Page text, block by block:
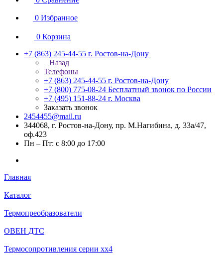
0 Избранное
0 Корзина
+7 (863) 245-44-55 г. Ростов-на-Дону
Назад
Телефоны
+7 (863) 245-44-55 г. Ростов-на-Дону
+7 (800) 775-08-24 Бесплатный звонок по России
+7 (495) 151-88-24 г. Москва
Заказать звонок
2454455@mail.ru
344068, г. Ростов-на-Дону, пр. М.Нагибина, д. 33а/47,
оф.423
Пн – Пт: с 8:00 до 17:00
Главная
Каталог
Термопреобразователи
ОВЕН ДТС
Термосопротивления серии хх4